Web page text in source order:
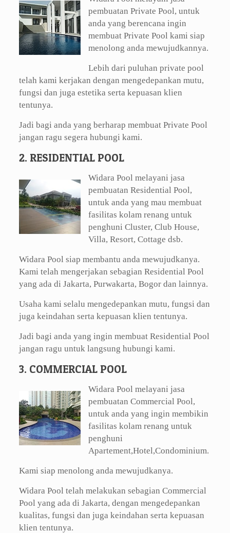
pembuatan Private Pool, untuk
anda yang berencana ingin
membuat Private Pool kami siap
menolong anda mewujudkannya.
Lebih dari puluhan private pool
telah kami kerjakan dengan mengedepankan mutu,
fungsi dan juga estetika serta kepuasan klien
tentunya.
Jadi bagi anda yang berharap membuat Private Pool
jangan ragu segera hubungi kami.
2. RESIDENTIAL POOL
Widara Pool melayani jasa
pembuatan Residential Pool,
untuk anda yang mau membuat
fasilitas kolam renang untuk
penghuni Cluster, Club House,
Villa, Resort, Cottage dsb.
Widara Pool siap membantu anda mewujudkanya.
Kami telah mengerjakan sebagian Residential Pool
yang ada di Jakarta, Purwakarta, Bogor dan lainnya.
Usaha kami selalu mengedepankan mutu, fungsi dan
juga keindahan serta kepuasan klien tentunya.
Jadi bagi anda yang ingin membuat Residential Pool
jangan ragu untuk langsung hubungi kami.
3. COMMERCIAL POOL
Widara Pool melayani jasa
pembuatan Commercial Pool,
untuk anda yang ingin membikin
fasilitas kolam renang untuk
penghuni
Apartement,Hotel,Condominium.
Kami siap menolong anda mewujudkanya.
Widara Pool telah melakukan sebagian Commercial
Pool yang ada di Jakarta, dengan mengedepankan
kualitas, fungsi dan juga keindahan serta kepuasan
klien tentunya.